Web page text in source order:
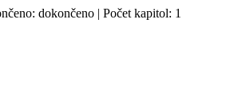
dokončeno | Počet kapitol: 1